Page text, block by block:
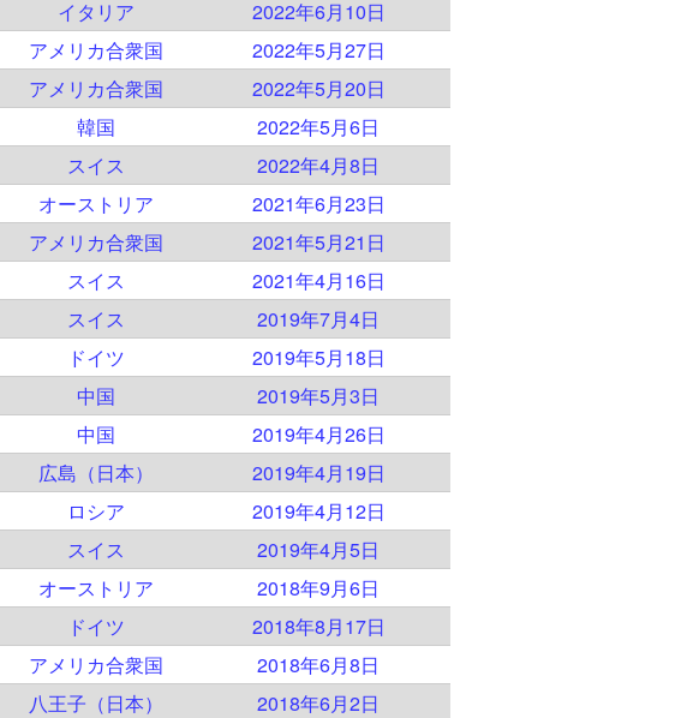
イタリア
2022年6月10日
アメリカ合衆国
2022年5月27日
アメリカ合衆国
2022年5月20日
韓国
2022年5月6日
スイス
2022年4月8日
オーストリア
2021年6月23日
アメリカ合衆国
2021年5月21日
スイス
2021年4月16日
スイス
2019年7月4日
ドイツ
2019年5月18日
中国
2019年5月3日
中国
2019年4月26日
広島（日本）
2019年4月19日
ロシア
2019年4月12日
スイス
2019年4月5日
オーストリア
2018年9月6日
ドイツ
2018年8月17日
アメリカ合衆国
2018年6月8日
八王子（日本）
2018年6月2日